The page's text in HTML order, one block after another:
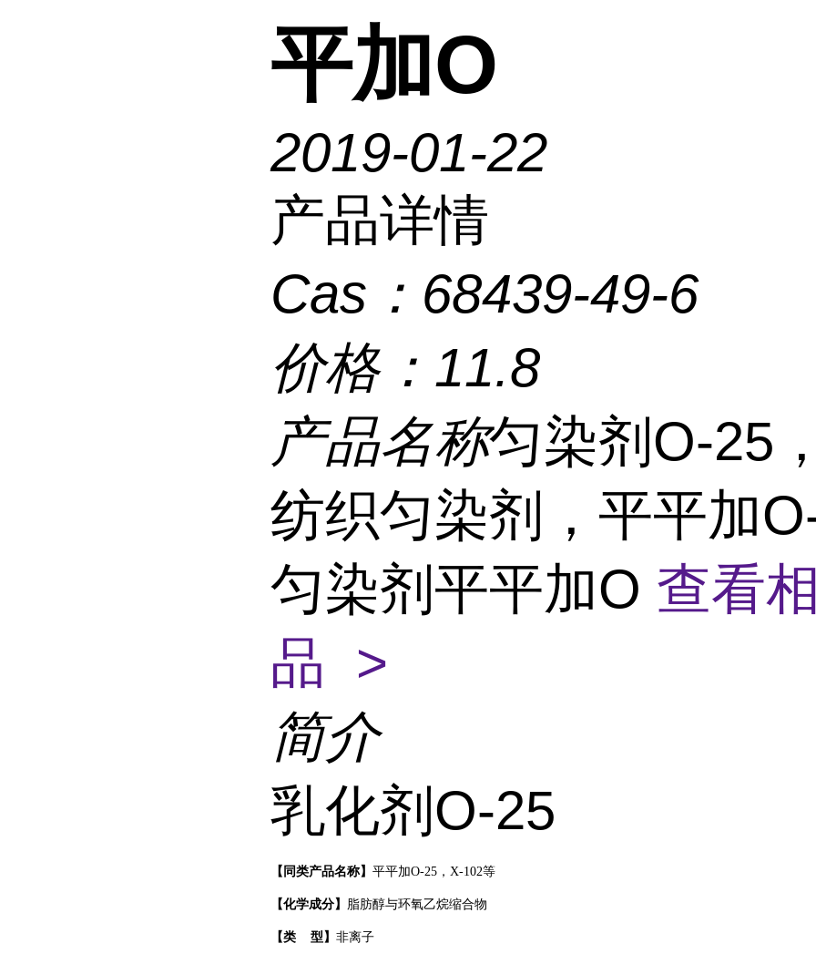
平加O
2019-01-22
产品详情
Cas： 68439-49-6
价格： 11.8
产品名称匀染剂O-25
纺织匀染剂，平平加
匀染剂平平加O 查看
品 >
简介
乳化剂O-25
【 同类产品名称】 平平加O-25 ， X-102等
【化学成分】 脂肪醇与环氧乙烷缩合物
【类 型 】 非离子